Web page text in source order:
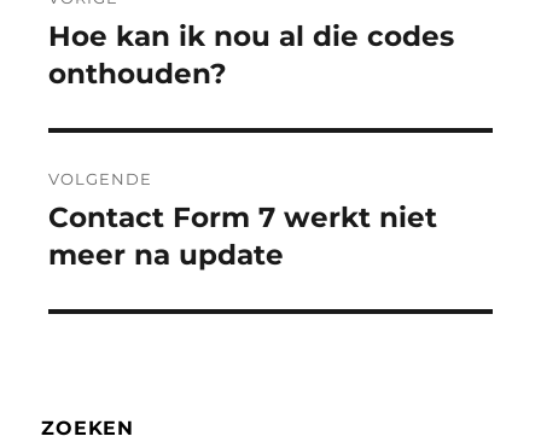
navigatie
Vorig
bericht:
Hoe kan ik nou al die codes
onthouden?
VOLGENDE
Volgend
bericht:
Contact Form 7 werkt niet
meer na update
ZOEKEN